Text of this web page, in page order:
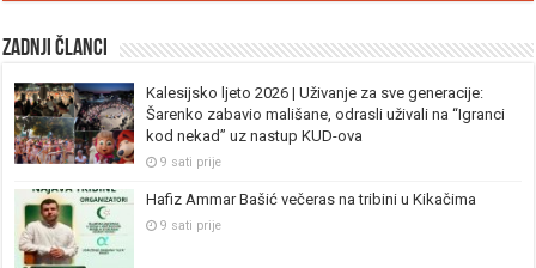
Zadnji članci
Kalesijsko ljeto 2026 | Uživanje za sve generacije:
Šarenko zabavio mališane, odrasli uživali na “Igranci
kod nekad” uz nastup KUD-ova
9 sati prije
Hafiz Ammar Bašić večeras na tribini u Kikačima
9 sati prije